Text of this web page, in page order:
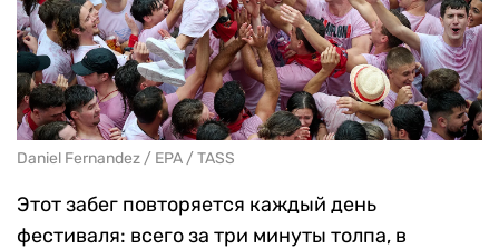
Daniel Fernandez / EPA / TASS
Этот забег повторяется каждый день
фестиваля: всего за три минуты толпа, в